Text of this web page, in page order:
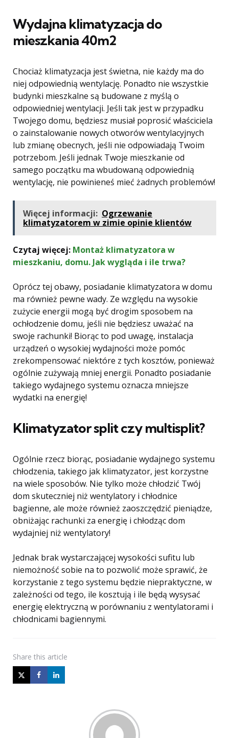
Wydajna klimatyzacja do
mieszkania 40m2
Chociaż klimatyzacja jest świetna, nie każdy ma do
niej odpowiednią wentylację. Ponadto nie wszystkie
budynki mieszkalne są budowane z myślą o
odpowiedniej wentylacji. Jeśli tak jest w przypadku
Twojego domu, będziesz musiał poprosić właściciela
o zainstalowanie nowych otworów wentylacyjnych
lub zmianę obecnych, jeśli nie odpowiadają Twoim
potrzebom. Jeśli jednak Twoje mieszkanie od
samego początku ma wbudowaną odpowiednią
wentylację, nie powinieneś mieć żadnych problemów!
Więcej informacji: Ogrzewanie
klimatyzatorem w zimie opinie klientów
Czytaj więcej: Montaż klimatyzatora w
mieszkaniu, domu. Jak wygląda i ile trwa?
Oprócz tej obawy, posiadanie klimatyzatora w domu
ma również pewne wady. Ze względu na wysokie
zużycie energii mogą być drogim sposobem na
ochłodzenie domu, jeśli nie będziesz uważać na
swoje rachunki! Biorąc to pod uwagę, instalacja
urządzeń o wysokiej wydajności może pomóc
zrekompensować niektóre z tych kosztów, ponieważ
ogólnie zużywają mniej energii. Ponadto posiadanie
takiego wydajnego systemu oznacza mniejsze
wydatki na energię!
Klimatyzator split czy multisplit?
Ogólnie rzecz biorąc, posiadanie wydajnego systemu
chłodzenia, takiego jak klimatyzator, jest korzystne
na wiele sposobów. Nie tylko może chłodzić Twój
dom skuteczniej niż wentylatory i chłodnice
bagienne, ale może również zaoszczędzić pieniądze,
obniżając rachunki za energię i chłodząc dom
wydajniej niż wentylatory!
Jednak brak wystarczającej wysokości sufitu lub
niemożność sobie na to pozwolić może sprawić, że
korzystanie z tego systemu będzie niepraktyczne, w
zależności od tego, ile kosztują i ile będą wysysać
energię elektryczną w porównaniu z wentylatorami i
chłodnicami bagiennymi.
Share this article